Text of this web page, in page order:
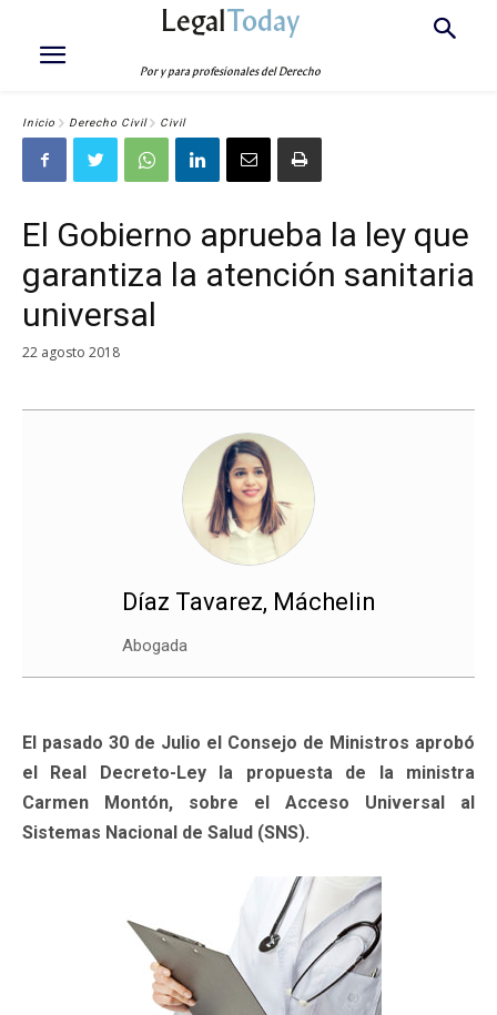
LegalToday
Por y para profesionales del Derecho
Inicio Derecho Civil Civil
El Gobierno aprueba la ley que
garantiza la atención sanitaria
universal
22 agosto 2018
Díaz Tavarez, Máchelin
Abogada
El pasado 30 de Julio el Consejo de Ministros aprobó
el Real Decreto-Ley la propuesta de la ministra
Carmen Montón, sobre el Acceso Universal al
Sistemas Nacional de Salud (SNS).